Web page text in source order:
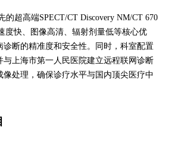
的超高端SPECT/CT Discovery NM/CT 670
度快、图像高清、辐射剂量低等核心优
诊断的精准度和安全性。同时，科室配置
与上海市第一人民医院建立远程联网诊断
像处理，确保诊疗水平与国内顶尖医疗中